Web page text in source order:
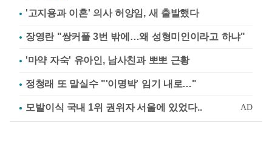
'고지용과 이혼' 의사 허양임, 새 출발했다
장영란 "쌍커풀 3번 밖에…왜 성형미인이라고 하냐"
'마약 자숙' 유아인, 남사친과 뽀뽀 근황
정청래 또 말실수 "'이명박' 임기 내로…"